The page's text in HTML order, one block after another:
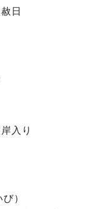
日
入り
）